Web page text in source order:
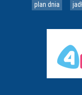
plan dnia